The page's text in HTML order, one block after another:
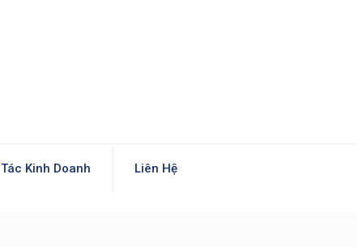
Kinh Doanh Liên Hệ